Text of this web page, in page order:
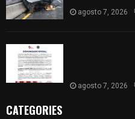
agosto 7, 2026
agosto 7, 2026
CATEGORIES